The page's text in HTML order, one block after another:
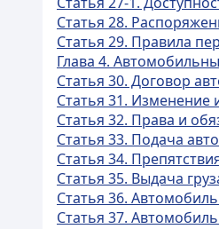
Статья 28.
Статья 29. Правила
Глава 4.
Статья 30. Договор
Статья 31. Изменение
Статья 32. Права и
Статья 33. Подача
Статья 34.
Статья 35. Выдача
Статья 36.
Статья 37.